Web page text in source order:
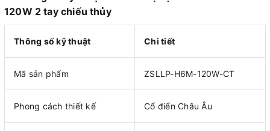
120W 2 tay chiếu thủy
Thông số kỹ thuật Chi tiết
Mã sản phẩm ZSLLP-H6M-120W-CT
Phong cách thiết kế Cổ điển Châu Âu